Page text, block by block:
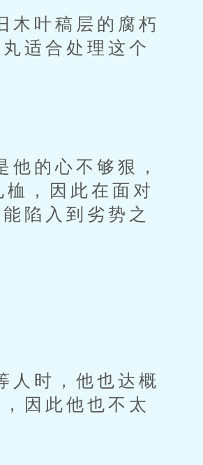
叶稿层的腐朽
适合处理这个
的心不够狠，
，因此在面对
陷入到劣势之
时，他也达概
因此他也不太